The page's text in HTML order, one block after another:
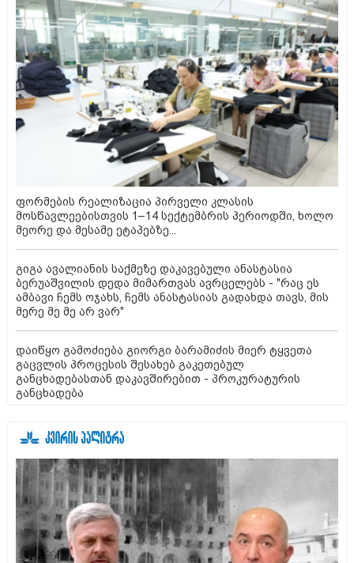
ფორმების რეალიზაცია პირველი კლასის
მოსწავლეებისთვის 1–14 სექტემბრის პერიოდში, ხოლო
მეორე და მესამე ეტაპებზე...
გიგა ავალიანის საქმეზე დაკავებული ანასტასია
ბერუაშვილის დედა მიმართვას ავრცელებს - "რაც ეს
ამბავი ჩემს ოჯახს, ჩემს ანასტასიას გადახდა თავს, მის
მერე მე მე არ ვარ"
დაიწყო გამოძიება გიორგი ბარამიძის მიერ ტყვეთა
გაცვლის პროცესის შესახებ გაკეთებულ
განცხადებასთან დაკავშირებით - პროკურატურის
განცხადება